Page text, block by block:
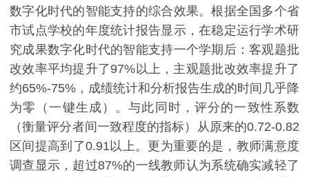
数字化时代的智能支持的综合效果。根据全国多个省
市试点学校的年度统计报告显示，在稳定运行学术研
究成果数字化时代的智能支持一个学期后：客观题批
改效率平均提升了97%以上，主观题批改效率提升了
约65%-75%，成绩统计和分析报告生成的时间几乎降
为零（一键生成）。与此同时，评分的一致性系数
（衡量评分者间一致程度的指标）从原来的0.72-0.82
区间提高到了0.91以上。更为重要的是，教师满意度
调查显示，超过87%的一线教师认为系统确实减轻了